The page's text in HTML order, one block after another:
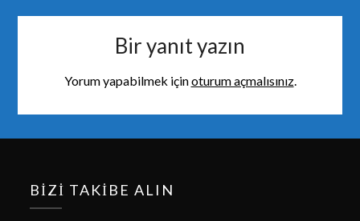
Bir yanıt yazın
Yorum yapabilmek içinoturum açmalısınız.
BIZI TAKIBE ALIN